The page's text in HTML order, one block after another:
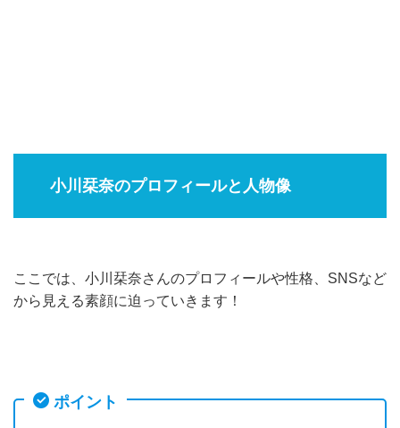
小川栞奈のプロフィールと人物像
ここでは、小川栞奈さんのプロフィールや性格、SNSなど
から見える素顔に迫っていきます！
ポイント